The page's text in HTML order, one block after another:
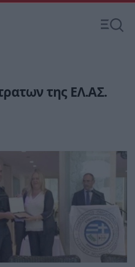
της ΕΛ.ΑΣ.